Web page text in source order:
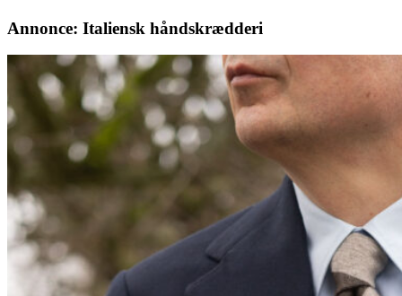
Annonce: Italiensk håndskrædderi